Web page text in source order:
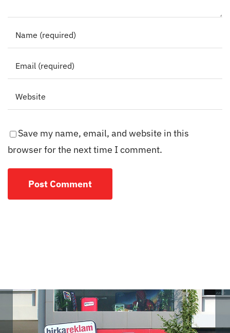
Save my name, email, and website in this
browser for the next time I comment.